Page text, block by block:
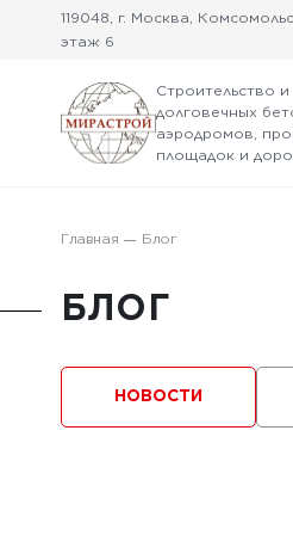
119048, г. Москва,
этаж 6
Строительство
долговечных
аэродромов,
площадок и
Главная Блог
БЛОГ
НОВОСТИ